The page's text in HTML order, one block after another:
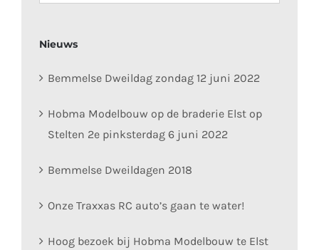
Nieuws
Bemmelse Dweildag zondag 12 juni 2022
Hobma Modelbouw op de braderie Elst op
Stelten 2e pinksterdag 6 juni 2022
Bemmelse Dweildagen 2018
Onze Traxxas RC auto’s gaan te water!
Hoog bezoek bij Hobma Modelbouw te Elst